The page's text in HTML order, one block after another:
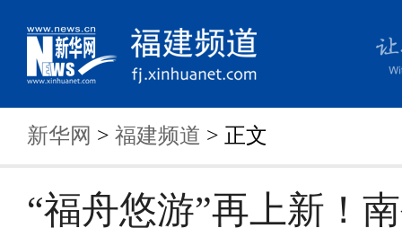
新华网 > 福建频道 > 正文
“福舟悠游”再上新！